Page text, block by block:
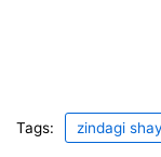
Tags: zindagi